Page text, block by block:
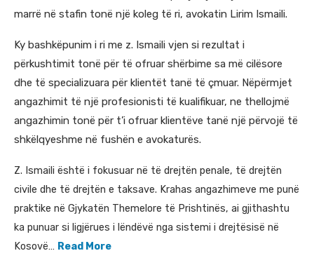
marrë në stafin tonë një koleg të ri, avokatin Lirim Ismaili.
Ky bashkëpunim i ri me z. Ismaili vjen si rezultat i
përkushtimit tonë për të ofruar shërbime sa më cilësore
dhe të specializuara për klientët tanë të çmuar. Nëpërmjet
angazhimit të një profesionisti të kualifikuar, ne thellojmë
angazhimin tonë për t’i ofruar klientëve tanë një përvojë të
shkëlqyeshme në fushën e avokaturës.
Z. Ismaili është i fokusuar në të drejtën penale, të drejtën
civile dhe të drejtën e taksave. Krahas angazhimeve me punë
praktike në Gjykatën Themelore të Prishtinës, ai gjithashtu
ka punuar si ligjërues i lëndëvë nga sistemi i drejtësisë në
Kosovë… Read More